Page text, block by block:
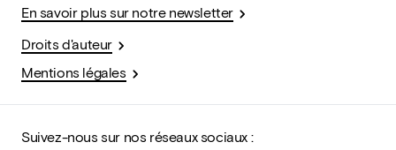
En savoir plus sur notre newsletter
Droits d'auteur
Mentions légales
Suivez-nous sur nos réseaux sociaux :